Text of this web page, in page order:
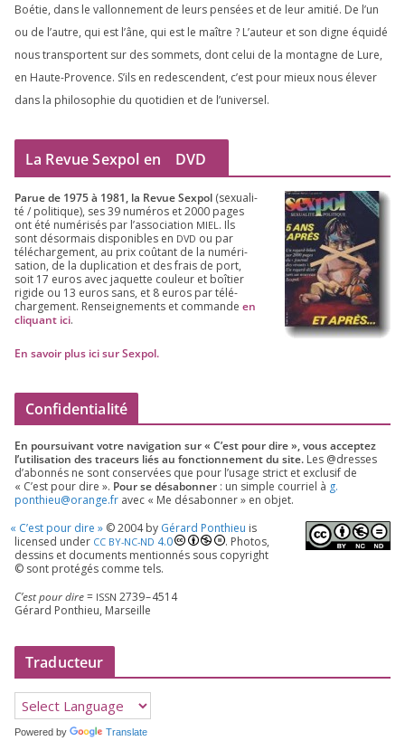
Boétie, dans le val­lon­ne­ment de leurs pen­sées et de leur ami­tié. De l’un
ou de l’autre, qui est l’âne, qui est le maître ? L’auteur et son digne équi­dé
nous trans­portent sur des som­mets, dont celui de la mon­tagne de Lure,
en Haute-Provence. S’ils en redes­cendent, c’est pour mieux nous éle­ver
dans la phi­lo­so­phie du quo­ti­dien et de l’universel.
La Revue Sexpol en DVD
Parue de 1975à 1981, la Revue Sex­pol (sexua­li­
té /​ poli­tique), ses39 numé­ros et2000 pages
ont été numé­ri­sés par l’as­so­cia­tion MIEL . Ils
sont désor­mais dis­po­nibles en DVD ou par
télé­char­ge­ment, au prix coû­tant de la numé­ri­
sa­tion, de la dupli­ca­tion et des frais de port,
soit 17 euros avec jaquette cou­leur et boî­tier
rigide ou 13 euros sans, et 8 euros par télé­
char­ge­ment. Ren­sei­gne­ments et com­mande en
cli­quant ici.
En savoir plus ici sur Sexpol.
Confidentialité
En pour­sui­vant votre navi­ga­tion sur « C’est pour dire », vous accep­tez
l’utilisation des tra­ceurs liés au fonc­tion­ne­ment du site. Les @dresses
d’a­bon­nés ne sont conser­vées que pour l’u­sage strict et exclu­sif de
« C’est pour dire ». Pour se désa­bon­ner : un simple cour­riel à g.​
ponthieu@​orange.​fr avec « Me désa­bon­ner » en objet.
« C’est pour dire » ©2004by Gérard Ponthieu is
licen­sed under CC BY-NC-ND 4.0
. Photos,
des­sins et docu­ments men­tion­nés sous copy­right
© sont pro­té­gés comme tels.
C’est pour dire= ISSN 2739–4514
Gérard Ponthieu, Marseille
Traducteur
Powered by Translate